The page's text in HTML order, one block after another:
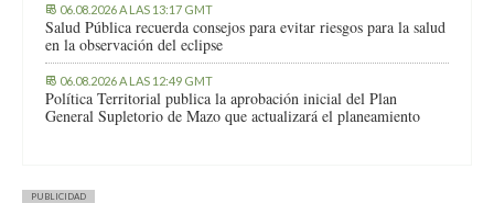
06.08.2026 A LAS 13:17 GMT
Salud Pública recuerda consejos para evitar riesgos para la salud
en la observación del eclipse
06.08.2026 A LAS 12:49 GMT
Política Territorial publica la aprobación inicial del Plan
General Supletorio de Mazo que actualizará el planeamiento
PUBLICIDAD